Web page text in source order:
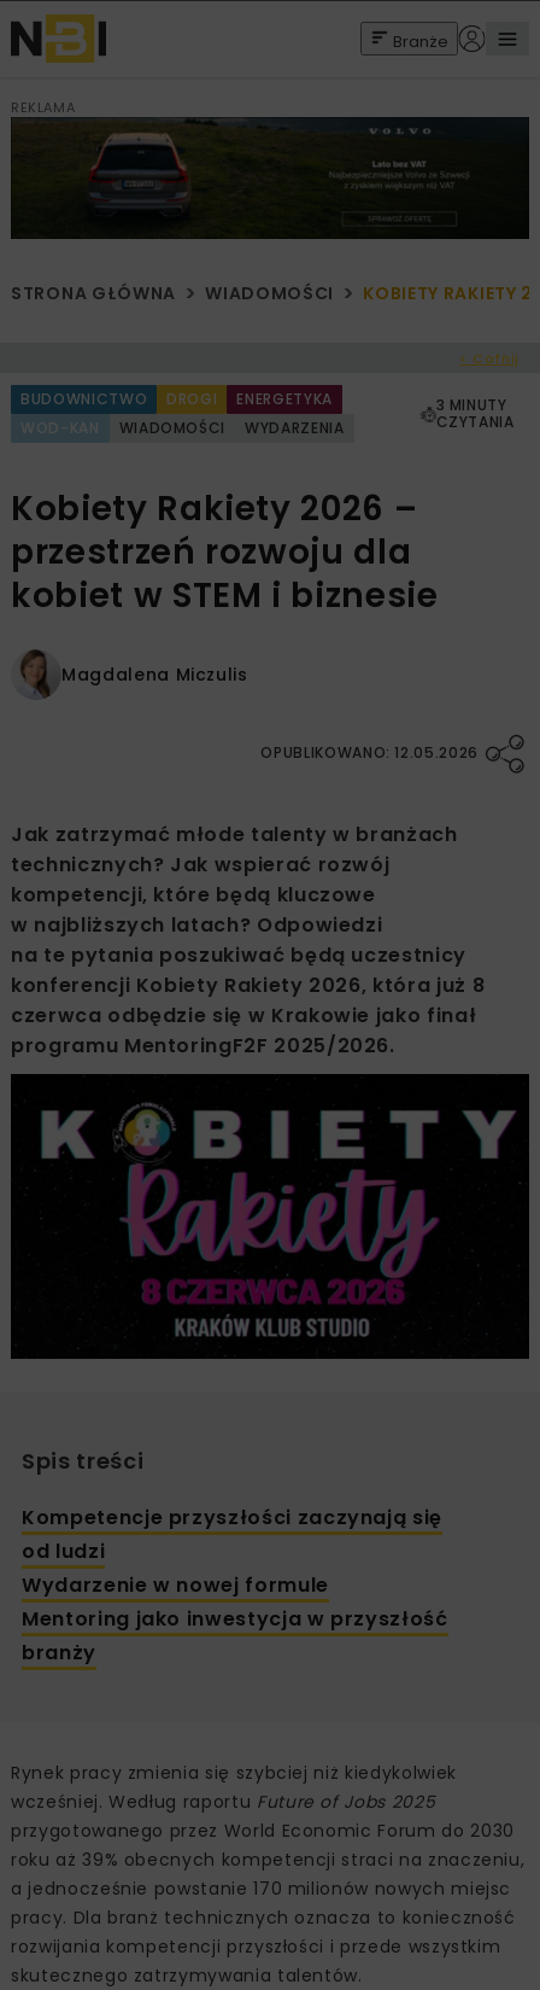
Branże
REKLAMA
STRONA GŁÓWNA WIADOMOŚCI KOBIETY RAKIETY
< Cofnij
BUDOWNICTWO DROGI
ENERGETYKA
WOD-KAN
WIADOMOŚCI WYDARZENIA
3 MINUTY
CZYTANIA
Kobiety Rakiety 2026 –
przestrzeń rozwoju dla
kobiet w STEM i biznesie
Magdalena Miczulis
OPUBLIKOWANO: 12.05.2026
Jak zatrzymać młode talenty w branżach
technicznych? Jak wspierać rozwój
kompetencji, które będą kluczowe
w najbliższych latach? Odpowiedzi
na te pytania poszukiwać będą uczestnicy
konferencji Kobiety Rakiety 2026, która już 8
czerwca odbędzie się w Krakowie jako finał
programu MentoringF2F 2025/2026.
Spis treści
Kompetencje przyszłości zaczynają się
od ludzi
Wydarzenie w nowej formule
Mentoring jako inwestycja w przyszłość
branży
Rynek pracy zmienia się szybciej niż kiedykolwiek
wcześniej. Według raportu Future of Jobs 2025
przygotowanego przez World Economic Forum do 2030
roku aż 39% obecnych kompetencji straci na znaczeniu,
a jednocześnie powstanie 170 milionów nowych miejsc
pracy. Dla branż technicznych oznacza to konieczność
rozwijania kompetencji przyszłości i przede wszystkim
skutecznego zatrzymywania talentów.